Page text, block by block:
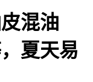
混油
夏天易